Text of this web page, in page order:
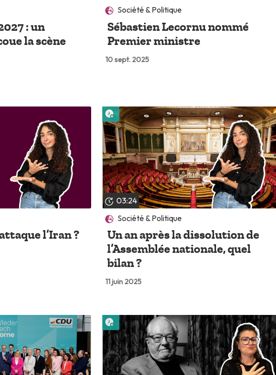
: un
la scène
Société & Politique
Sébastien Lecornu nommé
Premier ministre
10 sept. 2025
l’Iran ?
03:24
Société & Politique
Un an après la dissolution de
l’Assemblée nationale, quel
bilan ?
11 juin 2025
Lire plus tard
Lire plus tard